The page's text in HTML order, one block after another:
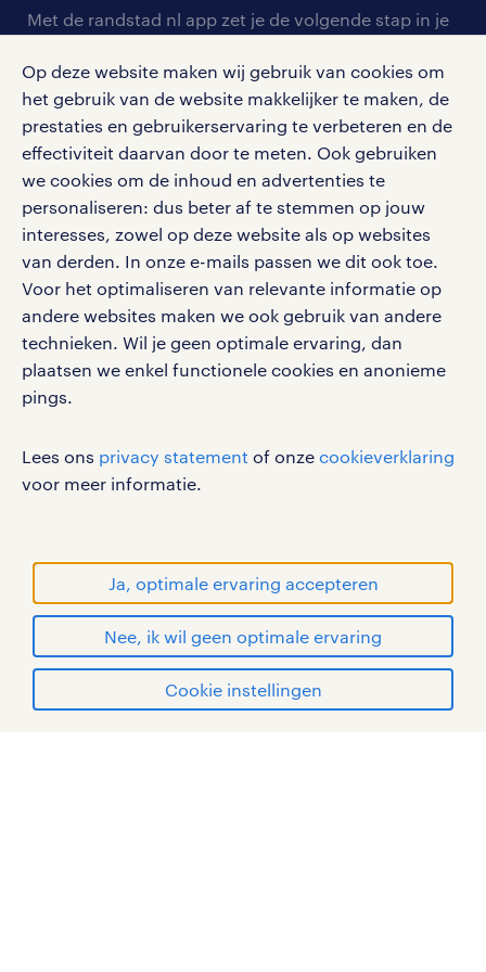
Op deze website maken wij gebruik van cookies om
het gebruik van de website makkelijker te maken, de
prestaties en gebruikerservaring te verbeteren en de
effectiviteit daarvan door te meten. Ook gebruiken
we cookies om de inhoud en advertenties te
personaliseren: dus beter af te stemmen op jouw
interesses, zowel op deze website als op websites
van derden. In onze e-mails passen we dit ook toe.
Voor het optimaliseren van relevante informatie op
andere websites maken we ook gebruik van andere
technieken. Wil je geen optimale ervaring, dan
plaatsen we enkel functionele cookies en anonieme
pings.
Lees ons privacy statement of onze cookieverklaring
voor meer informatie.
Ja, optimale ervaring accepteren
Nee, ik wil geen optimale ervaring
Cookie instellingen
solliciteren
personeel gezocht
aanmelden nieuwsbrief
salarischecker
bruto-netto calculator
onze vestigingen
pers
klachten en misstanden
Met de randstad nl app zet je de volgende stap in je
en ontvang berichten van je intercedent.
Eenvoudig, snel en overal.
apple app store
google play store
social media
Volg ons voor de leukste content omtrent
vacatures, solliciteren en inspiratie.
werken bij randstad
disclaimer
RANDSTAD, HUMAN FORWARD en SHAPING THE